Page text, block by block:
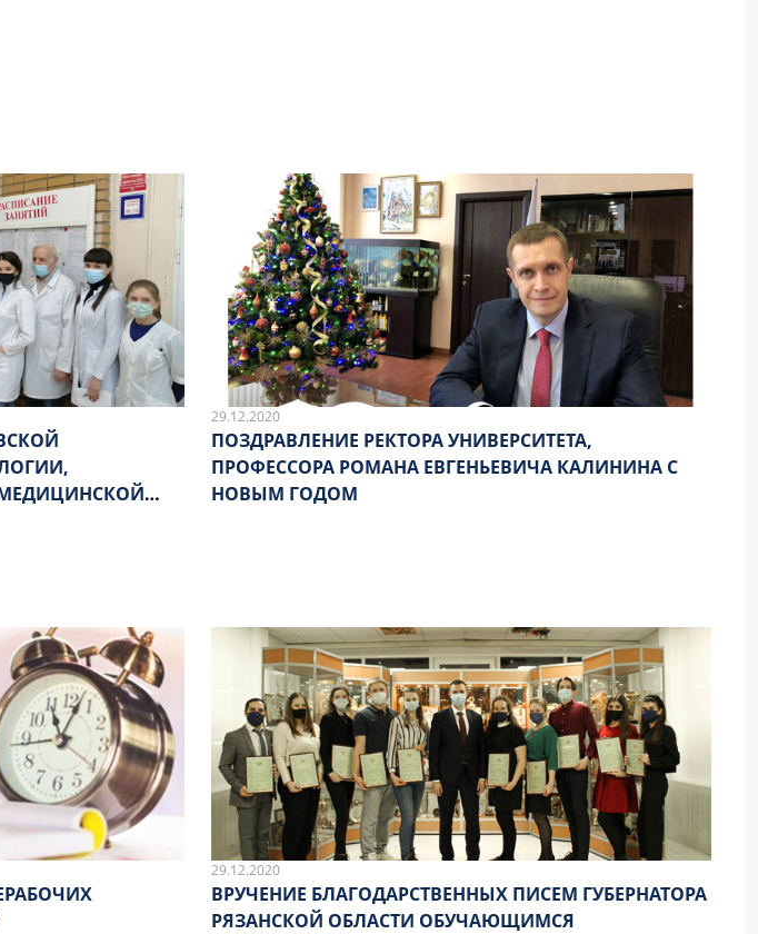
29.12.2020
ПОЗДРАВЛЕНИЕ РЕКТОРА УНИВЕРСИТЕТА,
ПРОФЕССОРА РОМАНА ЕВГЕНЬЕВИЧА КАЛИНИНА С
НОВЫМ ГОДОМ
29.12.2020
ВРУЧЕНИЕ БЛАГОДАРСТВЕННЫХ ПИСЕМ ГУБЕРНАТОРА
РЯЗАНСКОЙ ОБЛАСТИ ОБУЧАЮЩИМСЯ